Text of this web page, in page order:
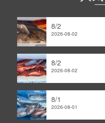
8/2
2026-08-02
8/2
2026-08-02
8/1
2026-08-01